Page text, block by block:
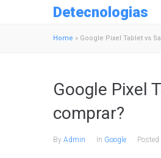
Detecnologias
Home » Google Pixel Tablet vs
Google Pixel
comprar?
By Admin In Google Posted